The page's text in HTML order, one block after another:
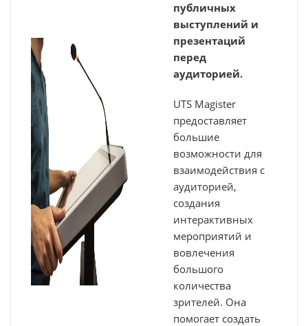
публичных
выступлений и
презентаций
перед
аудиторией.
UTS Magister
предоставляет
большие
возможности для
взаимодействия с
аудиторией,
создания
интерактивных
мероприятий и
вовлечения
большого
количества
зрителей. Она
помогает создать